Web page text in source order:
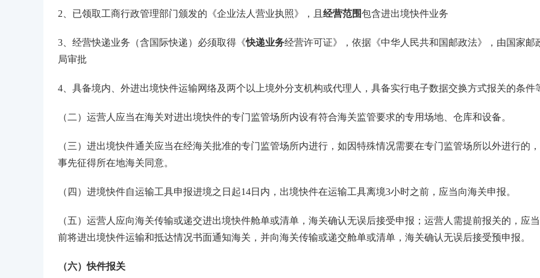
2、已领取工商行政管理部门颁发的《企业法人营业执照》，且 经营范围包含进出境快件业务
3、经营快递业务（含国际快递）必须取得《快递业务经营许可证》，依据《中华人民共和国邮政法》，由国家邮
局审批
4、具备境内、外进出境快件运输网络及两个以上境外分支机构或代理人，具备实行电子数据交换方式报关的条件
（二）运营人应当在海关对进出境快件的专门监管场所内设有符合海关监管要求的专用场地、仓库和设备。
（三）进出境快件通关应当在经海关批准的专门监管场所内进行，如因特殊情况需要在专门监管场所以外进行的
事先征得所在地海关同意。
（四）进境快件自运输工具申报进境之日起14日内，出境快件在运输工具离境3小时之前，应当向海关申报。
（五）运营人应向海关传输或递交进出境快件舱单或清单，海关确认无误后接受申报；运营人需提前报关的，应
前将进出境快件运输和抵达情况书面通知海关，并向海关传输或递交舱单或清单，海关确认无误后接受预申报。
（六）快件报关